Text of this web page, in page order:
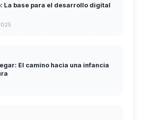
La base para el desarrollo digital
El camino hacia una infancia